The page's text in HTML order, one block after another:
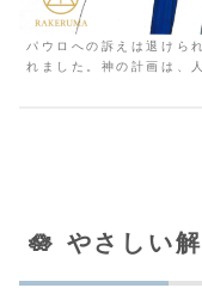
パウロへの訴えは退けら
れました。神の計画は、
🪷 やさしい